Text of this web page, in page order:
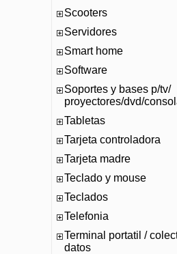
Scooters
Servidores
Smart home
Software
Soportes y bases p/tv/
proyectores/dvd/
Tabletas
Tarjeta controladora
Tarjeta madre
Teclado y mouse
Teclados
Telefonia
Terminal portatil /
datos